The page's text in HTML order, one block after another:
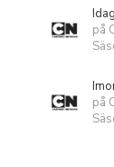
på
på